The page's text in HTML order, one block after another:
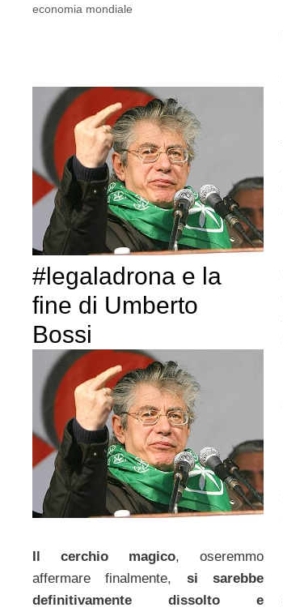
economia mondiale
#legaladrona e la
fine di Umberto
Bossi
Il cerchio magico, oseremmo
affermare finalmente, si sarebbe
definitivamente dissolto e